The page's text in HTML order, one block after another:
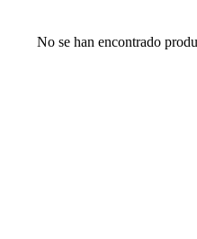
No se han encontrado